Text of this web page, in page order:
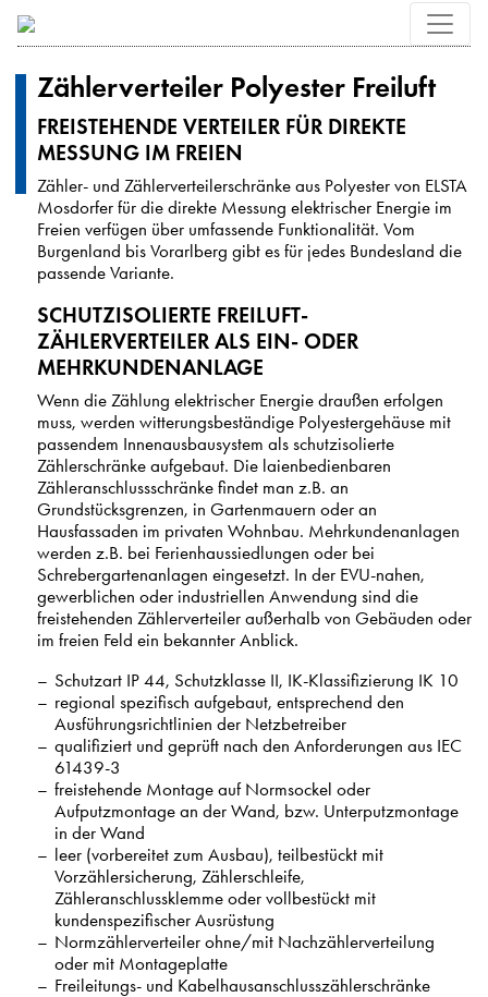
Zählerverteiler Polyester Freiluft
FREISTEHENDE VERTEILER FÜR DIREKTE
MESSUNG IM FREIEN
Zähler- und Zählerverteilerschränke aus Polyester von ELSTA
Mosdorfer für die direkte Messung elektrischer Energie im
Freien verfügen über umfassende Funktionalität. Vom
Burgenland bis Vorarlberg gibt es für jedes Bundesland die
passende Variante.
SCHUTZISOLIERTE FREILUFT-
ZÄHLERVERTEILER ALS EIN- ODER
MEHRKUNDENANLAGE
Wenn die Zählung elektrischer Energie draußen erfolgen
muss, werden witterungsbeständige Polyestergehäuse mit
passendem Innenausbausystem als schutzisolierte
Zählerschränke aufgebaut. Die laienbedienbaren
Zähleranschlussschränke findet man z.B. an
Grundstücksgrenzen, in Gartenmauern oder an
Hausfassaden im privaten Wohnbau. Mehrkundenanlagen
werden z.B. bei Ferienhaussiedlungen oder bei
Schrebergartenanlagen eingesetzt. In der EVU-nahen,
gewerblichen oder industriellen Anwendung sind die
freistehenden Zählerverteiler außerhalb von Gebäuden oder
im freien Feld ein bekannter Anblick.
Schutzart IP 44, Schutzklasse II, IK-Klassifizierung IK 10
regional spezifisch aufgebaut, entsprechend den
Ausführungsrichtlinien der Netzbetreiber
qualifiziert und geprüft nach den Anforderungen aus IEC
61439-3
freistehende Montage auf Normsockel oder
Aufputzmontage an der Wand, bzw. Unterputzmontage
in der Wand
leer (vorbereitet zum Ausbau), teilbestückt mit
Vorzählersicherung, Zählerschleife,
Zähleranschlussklemme oder vollbestückt mit
kundenspezifischer Ausrüstung
Normzählerverteiler ohne/mit Nachzählerverteilung
oder mit Montageplatte
Freileitungs- und Kabelhausanschlusszählerschränke